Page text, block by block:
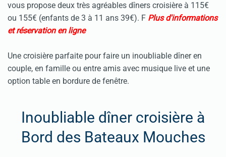
vous propose deux très agréables dîners croisière à 115€
ou 155€ (enfants de 3 à 11 ans 39€). F Plus d'informations
et réservation en ligne
Une croisière parfaite pour faire un inoubliable dîner en
couple, en famille ou entre amis avec musique live et une
option table en bordure de fenêtre.
Inoubliable dîner croisière à
Bord des Bateaux Mouches